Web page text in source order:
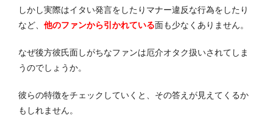
しかし実際はイタい発言をしたりマナー違反な行為をしたり
など、 他のファンから引かれている面も少なくありません。
なぜ後方彼氏面しがちなファンは厄介オタク扱いされてしま
うのでしょうか。
彼らの特徴をチェックしていくと、その答えが見えてくるか
もしれません。